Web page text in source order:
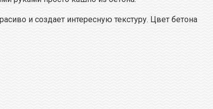
и создает интересную текстуру. Цвет бетона